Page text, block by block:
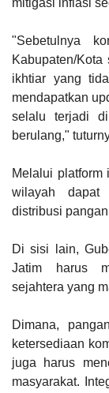
mitigasi inflasi
"Sebetulnya
Kabupaten/
ikhtiar yang
mendapatkan
selalu terjadi
berulang,"
Melalui platform
wilayah dapat
distribusi
Di sisi lain,
Jatim harus
sejahtera yang
Dimana,
ketersediaan
juga harus
masyarakat.